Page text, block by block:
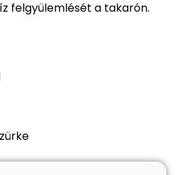
felgyülemlését a takarón.